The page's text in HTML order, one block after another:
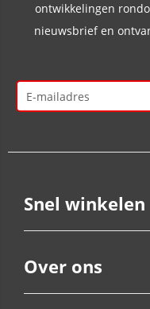
ontwikkelingen
nieuwsbrief en
Snel winkelen
Over ons